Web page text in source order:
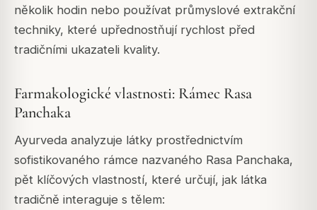
několik hodin nebo používat průmyslové extrakční
techniky, které upřednostňují rychlost před
tradičními ukazateli kvality.
Farmakologické vlastnosti: Rámec Rasa
Panchaka
Ayurveda analyzuje látky prostřednictvím
sofistikovaného rámce nazvaného Rasa Panchaka,
pět klíčových vlastností, které určují, jak látka
tradičně interaguje s tělem: